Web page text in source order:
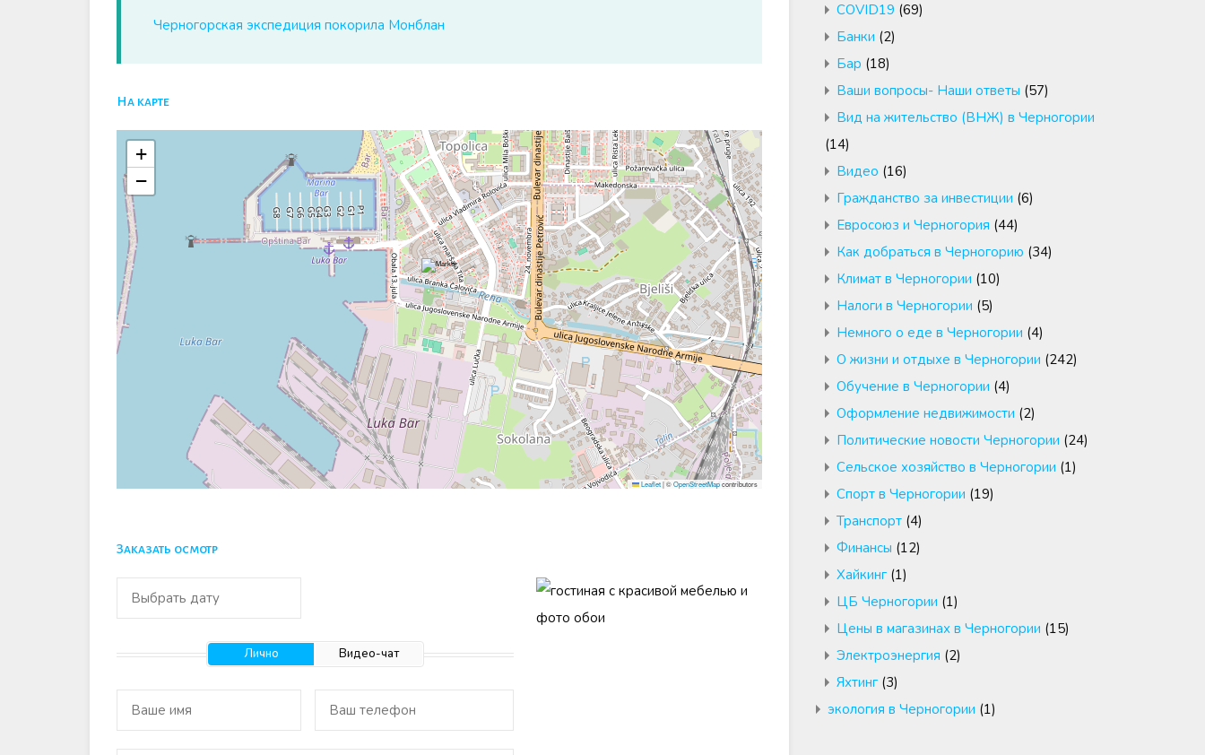
Черногорская экспедиция покорила Монблан
На карте
+
−
Leaflet|©OpenStreetMapcontributors
Заказать осмотр
Лично Видео-чат
COVID19 (69)
Банки (2)
Бар (18)
Ваши вопросы- Наши ответы (57)
Вид на жительство (ВНЖ) в Черногории
(14)
Видео (16)
Гражданство за инвестиции (6)
Евросоюз и Черногория (44)
Как добраться в Черногорию (34)
Климат в Черногории (10)
Налоги в Черногории (5)
Немного о еде в Черногории (4)
О жизни и отдыхе в Черногории (242)
Обучение в Черногории (4)
Оформление недвижимости (2)
Политические новости Черногории (24)
Сельское хозяйство в Черногории (1)
Спорт в Черногории (19)
Транспорт(4)
Финансы (12)
Хайкинг(1)
ЦБ Черногории (1)
Цены в магазинах в Черногории (15)
Электроэнергия (2)
Яхтинг(3)
экология в Черногории (1)